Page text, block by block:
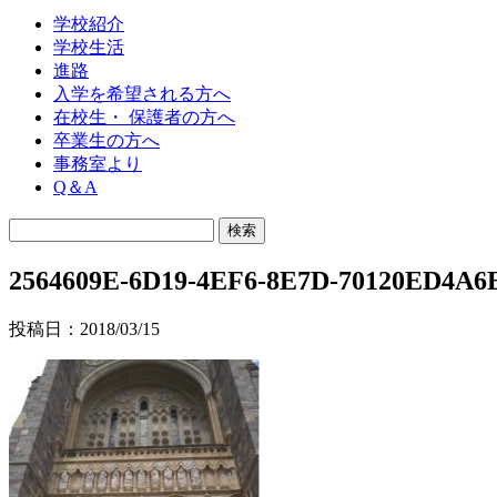
学校紹介
学校生活
進路
入学を希望される方へ
在校生・ 保護者の方へ
卒業生の方へ
事務室より
Q＆A
2564609E-6D19-4EF6-8E7D-
投稿日：2018/03/15